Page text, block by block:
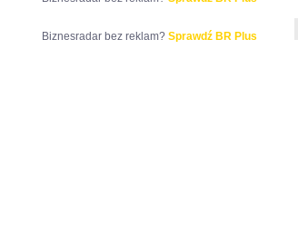
Biznesradar bez reklam? Sprawdź BR Plus